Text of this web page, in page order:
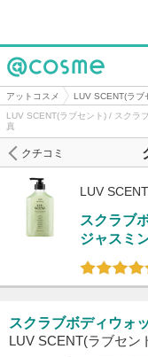
@cosme
アットコスメ LUV SCENT(ラブ
LUV SCENT(ラブセント) / スクラ
真
クチコミ
LUV
スクラブ
ジャスミ
スクラブボディウォ
LUV SCENT(ラブセン